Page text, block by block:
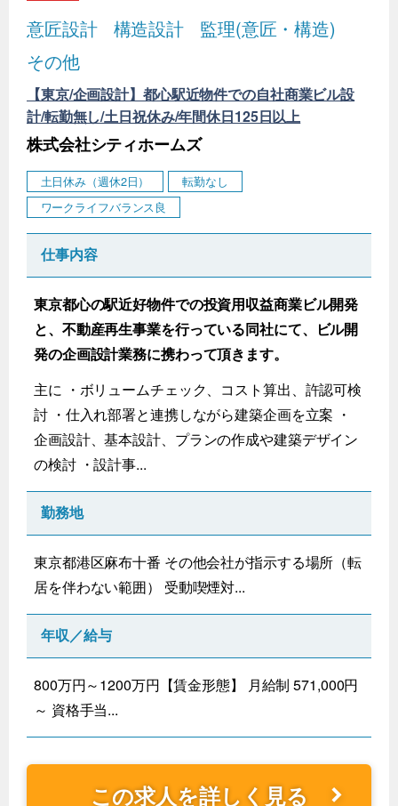
意匠設計 構造設計
監理(意匠・構造)
その他
【東京/企画設計】都心駅近物件での自社商業ビル設
計/転勤無し/土日祝休み/年間休日125日以上
株式会社シティホームズ
土日休み（週休2日）
転勤なし
ワークライフバランス良
仕事内容
東京都心の駅近好物件での投資用収益商業ビル開発
と、不動産再生事業を行っている同社にて、ビル開
発の企画設計業務に携わって頂きます。
主に ・ボリュームチェック、コスト算出、許認可検
討 ・仕入れ部署と連携しながら建築企画を立案 ・
企画設計、基本設計、プランの作成や建築デザイン
の検討 ・設計事...
勤務地
東京都港区麻布十番 その他会社が指示する場所（転
居を伴わない範囲） 受動喫煙対...
年収／給与
800万円～1200万円【賃金形態】 月給制 571,000円
～ 資格手当...
この求人を詳しく見る